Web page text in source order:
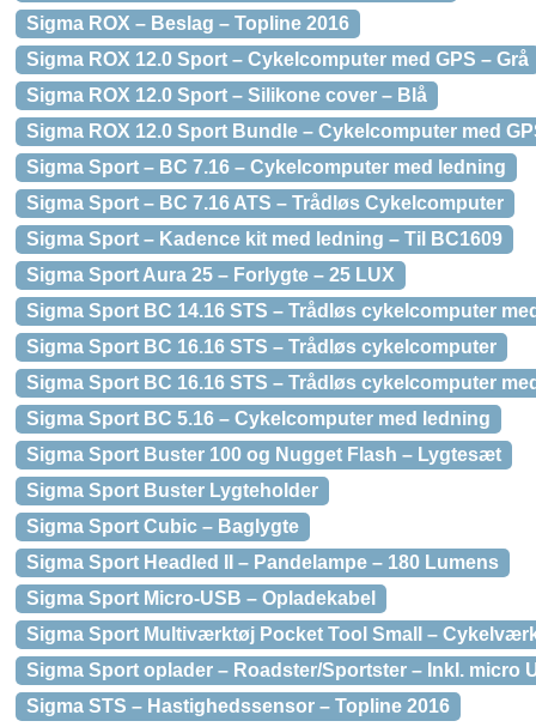
Sigma ROX – Beslag – Topline 2016
Sigma ROX 12.0 Sport – Cykelcomputer med GPS – Grå
Sigma ROX 12.0 Sport – Silikone cover – Blå
Sigma ROX 12.0 Sport Bundle – Cykelcomputer med
Sigma Sport – BC 7.16 – Cykelcomputer med ledning
Sigma Sport – BC 7.16 ATS – Trådløs Cykelcomputer
Sigma Sport – Kadence kit med ledning – Til BC1609
Sigma Sport Aura 25 – Forlygte – 25 LUX
Sigma Sport BC 14.16 STS – Trådløs cykelcomputer
Sigma Sport BC 16.16 STS – Trådløs cykelcomputer
Sigma Sport BC 16.16 STS – Trådløs cykelcomputer
Sigma Sport BC 5.16 – Cykelcomputer med ledning
Sigma Sport Buster 100 og Nugget Flash – Lygtesæt
Sigma Sport Buster Lygteholder
Sigma Sport Cubic – Baglygte
Sigma Sport Headled II – Pandelampe – 180 Lumens
Sigma Sport Micro-USB – Opladekabel
Sigma Sport Multiværktøj Pocket Tool Small –
Sigma Sport oplader – Roadster/Sportster – Inkl. micro
Sigma STS – Hastighedssensor – Topline 2016